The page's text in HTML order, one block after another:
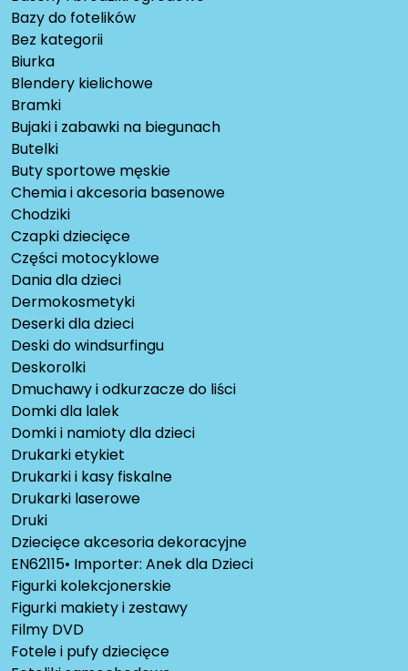
Bazy do fotelików
Bez kategorii
Biurka
Blendery kielichowe
Bramki
Bujaki i zabawki na biegunach
Butelki
Buty sportowe męskie
Chemia i akcesoria basenowe
Chodziki
Czapki dziecięce
Części motocyklowe
Dania dla dzieci
Dermokosmetyki
Deserki dla dzieci
Deski do windsurfingu
Deskorolki
Dmuchawy i odkurzacze do liści
Domki dla lalek
Domki i namioty dla dzieci
Drukarki etykiet
Drukarki i kasy fiskalne
Drukarki laserowe
Druki
Dziecięce akcesoria dekoracyjne
EN62115• Importer: Anek dla Dzieci
Figurki kolekcjonerskie
Figurki makiety i zestawy
Filmy DVD
Fotele i pufy dziecięce